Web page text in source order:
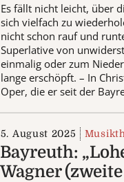
Es fällt nicht leicht, über
sich vielfach zu
nicht schon rauf und
Superlative von
einmalig oder zum
lange erschöpft. – In
Oper, die er seit der
5. August 2025
Bayreuth:
Wagner